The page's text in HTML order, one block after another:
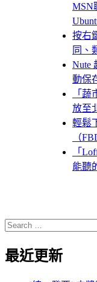
MSN
按右
同、
Nute
動保
「
放至
輕鬆
（
「
能聽
Search
for:
最近更新